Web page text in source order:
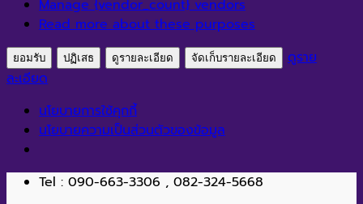
Manage {vendor_count} vendors
Read more about these purposes
ยอมรับ ปฏิเสธ ดูรายละเอียด จัดเก็บรายละเอียด
ดูราย
ละเอียด
นโยบายการใช้คุกกี้
นโยบายความเป็นส่วนตัวของข้อมูล
ข้าม
Tel : 090-663-3306 , 082-324-5668